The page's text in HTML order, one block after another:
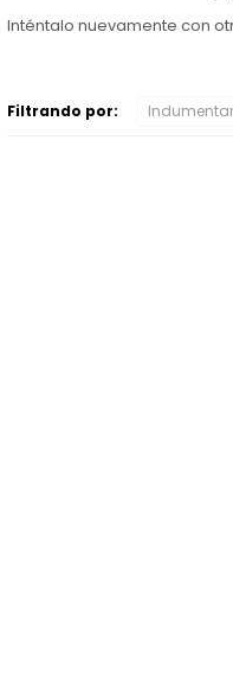
Inténtalo nuevamente con
Filtrando por: